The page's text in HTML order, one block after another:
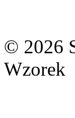
© 2026
Wzorek